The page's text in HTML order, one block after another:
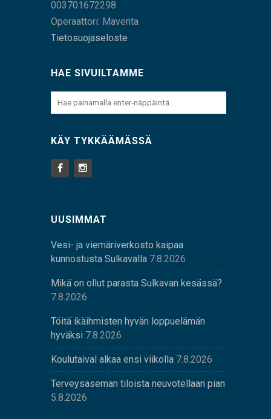
003701672298
Operaattori: Maventa
Tietosuojaseloste
HAE SIVUILTAMME
KÄY TYKKÄÄMÄSSÄ
UUSIMMAT
Vesi- ja viemäriverkosto kaipaa
kunnostusta Sulkavalla 7.8.2026
Mikä on ollut parasta Sulkavan kesässä?
7.8.2026
Töitä ikäihmisten hyvän loppuelämän
hyväksi 7.8.2026
Koulutaival alkaa ensi viikolla 7.8.2026
Terveysaseman tiloista neuvotellaan pian
5.8.2026